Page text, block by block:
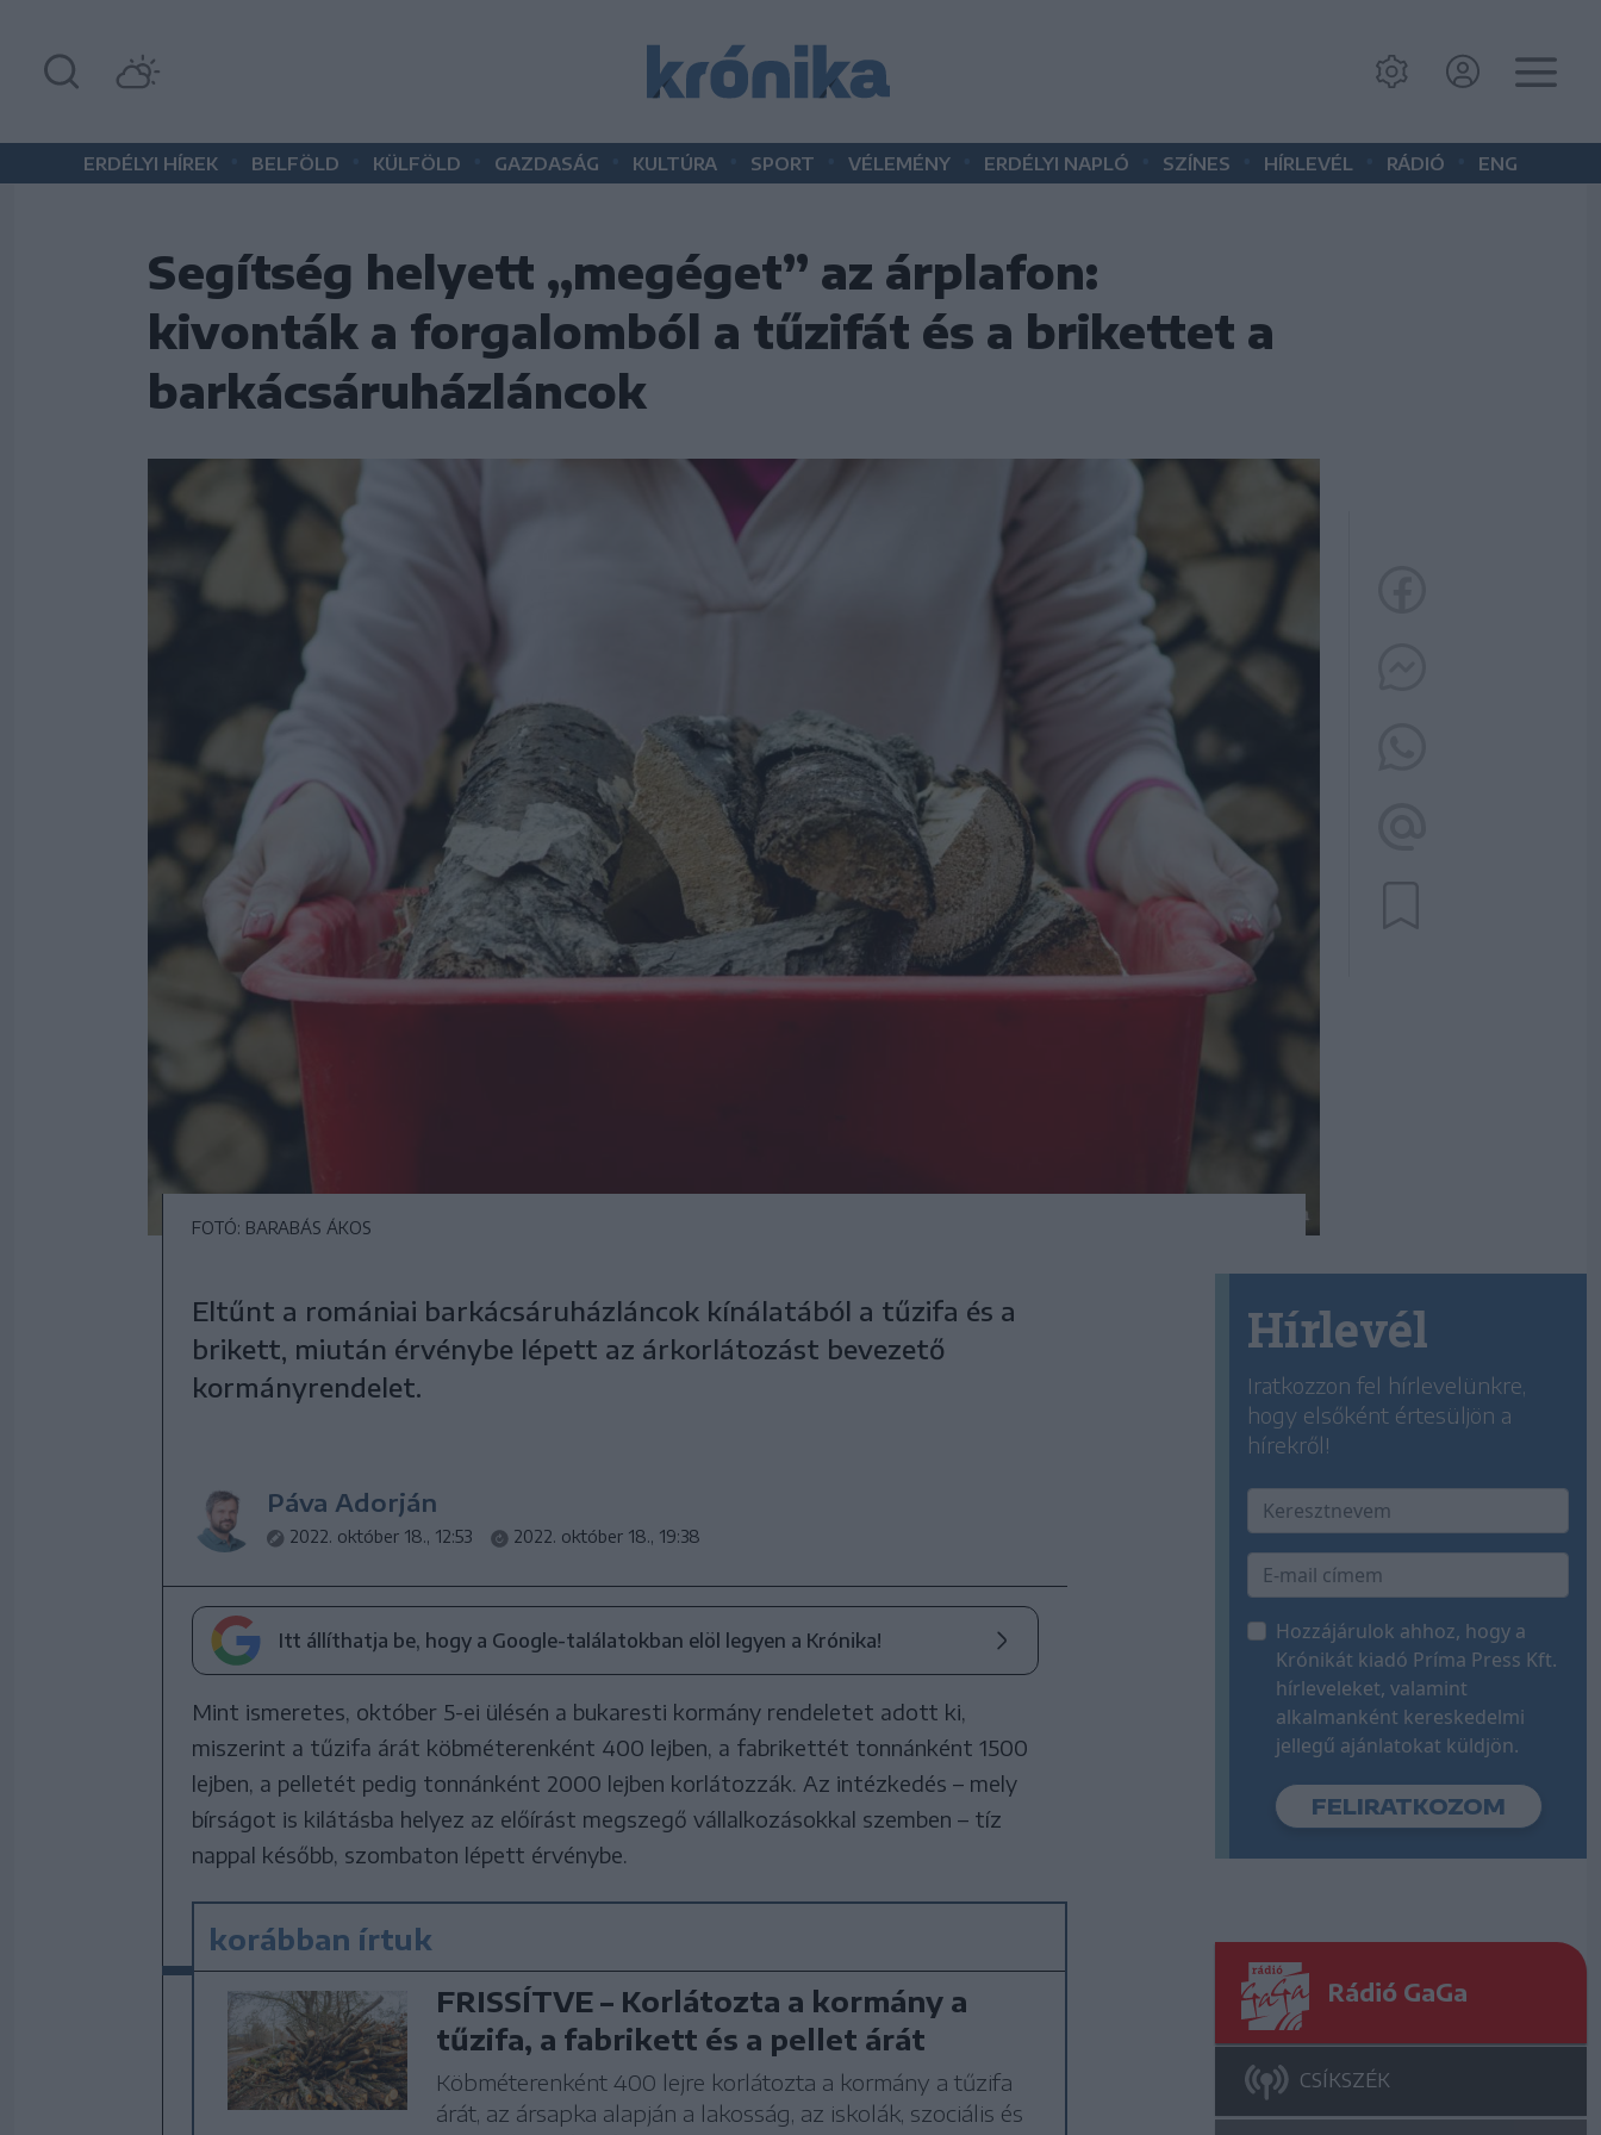
ERDÉLYI HÍREK BELFÖLD KÜLFÖLD GAZDASÁG KULTÚRA SPORT VÉLEMÉNY ERDÉLYI NAPLÓ SZÍNES HÍRLEVÉL RÁDIÓ ENG
Segítség helyett „megéget” az árplafon:
kivonták a forgalomból a tűzifát és a brikettet a
barkácsáruházláncok
FOTÓ: BARABÁS ÁKOS
Eltűnt a romániai barkácsáruházláncok kínálatából a tűzifa és a
brikett, miután érvénybe lépett az árkorlátozást bevezető
kormányrendelet.
Páva Adorján
2022. október 18., 12:53 2022. október 18., 19:38
Itt állíthatja be, hogy a Google-találatokban elöl legyen a Krónika!
Mint ismeretes, október 5-ei ülésén a bukaresti kormány rendeletet adott ki,
miszerint a tűzifa árát köbméterenként 400 lejben, a fabrikettét tonnánként 1500
lejben, a pelletét pedig tonnánként 2000 lejben korlátozzák. Az intézkedés – mely
bírságot is kilátásba helyez az előírást megszegő vállalkozásokkal szemben – tíz
nappal később, szombaton lépett érvénybe.
korábban írtuk
FRISSÍTVE – Korlátozta a kormány a
tűzifa, a fabrikett és a pellet árát
Köbméterenként 400 lejre korlátozta a kormány a tűzifa
árát, az ársapka alapján a lakosság, az iskolák, szociális és
Hírlevél
Iratkozzon fel hírlevelünkre,
hogy elsőként értesüljön a
hírekről!
Hozzájárulok ahhoz, hogy a
Krónikát kiadó Príma Press Kft.
hírleveleket, valamint
alkalmanként kereskedelmi
jellegű ajánlatokat küldjön.
Rádió GaGa
CSÍKSZÉK